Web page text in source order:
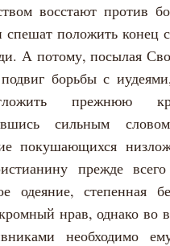
Воронежский
(Путилов)
Оптинский (Тихонов)
восстают против
спешат положить конец
А потому, посылая
борьбы с
прежнюю
сильным
покушающихся
прежде
одеяние, степенная
нрав, однако во
необходимо